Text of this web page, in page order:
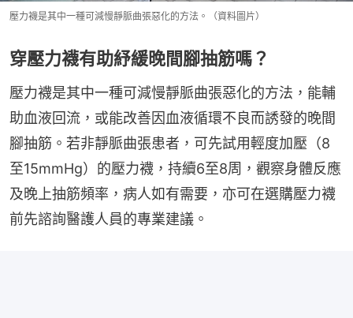
壓力襪是其中一種可減慢靜脈曲張惡化的方法。（資料圖片）
穿壓力襪有助紓緩晚間腳抽筋嗎？
壓力襪是其中一種可減慢靜脈曲張惡化的方法，能輔
助血液回流，或能改善因血液循環不良而誘發的晚間
腳抽筋。若非靜脈曲張患者，可先試用輕度加壓（8
至15mmHg）的壓力襪，持續6至8周，觀察身體反應
及晚上抽筋頻率，病人如有需要，亦可在選購壓力襪
前先諮詢醫護人員的專業建議。